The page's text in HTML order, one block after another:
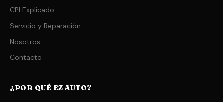
CPI Explicado
Servicio y Reparación
Nosotros
Contacto
¿POR QUÉ EZ AUTO?